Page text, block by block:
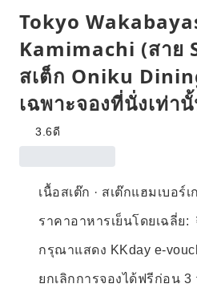
Tokyo
Kamimachi (สาย
สเต็ก Oniku
เฉพาะจองที่นั่งเท่า
3.6ดี
เนื้อสเต๊ก · สเต๊กแฮมเบอร์เ
ราคาอาหารเย็นโดยเฉลี่ย:
กรุณาแสดง KKday e-
ยกเลิกการจองได้ฟรีก่อน 3